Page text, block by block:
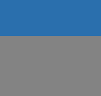
l'étage, un palier